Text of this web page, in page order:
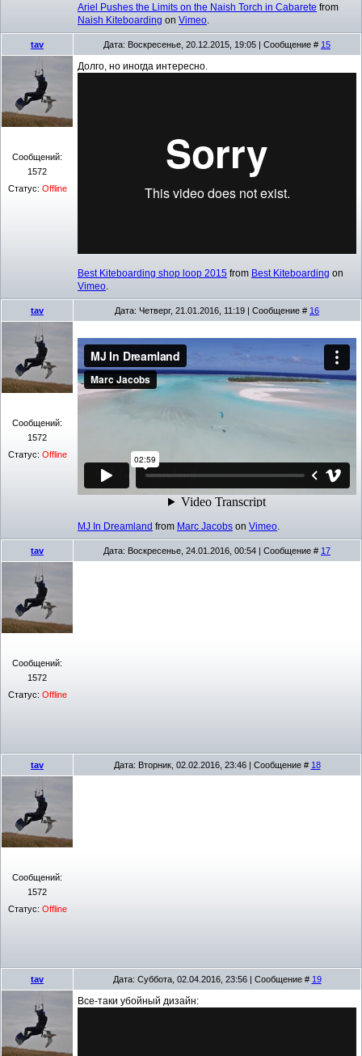
Ariel Pushes the Limits on the Naish Torch in Cabarete from
Naish Kiteboarding on Vimeo
tav Дата: Воскресенье, 20.12.2015, 19:05 | Сообщение # 15
Сообщений:
1572
Статус: Offline
Долго, но иногда интересно.
Best Kiteboarding shop loop 2015 from Best Kiteboarding on
Vimeo
tav Дата: Четверг, 21.01.2016, 11:19 | Сообщение # 16
Сообщений:
1572
Статус: Offline
MJ In Dreamland from Marc Jacobs on Vimeo
tav Дата: Воскресенье, 24.01.2016, 00:54 | Сообщение # 17
Сообщений:
1572
Статус: Offline
tav Дата: Вторник, 02.02.2016, 23:46 | Сообщение # 18
Сообщений:
1572
Статус: Offline
tav Дата: Суббота, 02.04.2016, 23:56 | Сообщение # 19
Все-таки убойный дизайн: